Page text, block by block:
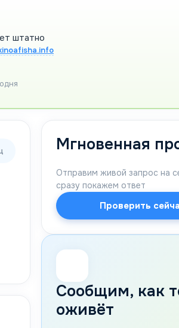
штатно
Мгновенная
Отправим живой запрос на
сразу покажем ответ
Проверить
Сообщим, как
оживёт